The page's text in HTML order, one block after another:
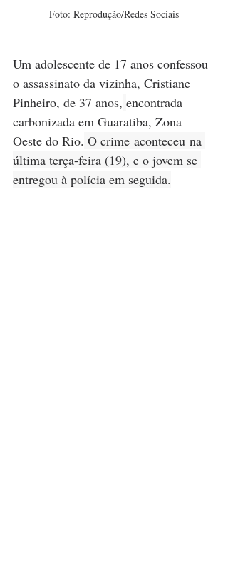
Foto: Reprodução/Redes Sociais
Um adolescente de 17 anos confessou
o assassinato da vizinha, Cristiane
Pinheiro, de 37 anos, encontrada
carbonizada em Guaratiba, Zona
Oeste do Rio. O crime aconteceu na
última terça-feira (19), e o jovem se
entregou à polícia em seguida.